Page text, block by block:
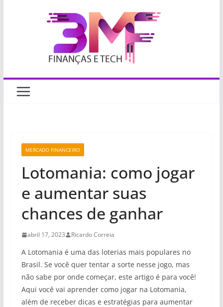
MERCADO FINANCEIRO
Lotomania: como jogar
e aumentar suas
chances de ganhar
abril 17, 2023 Ricardo Correia
A Lotomania é uma das loterias mais populares no
Brasil. Se você quer tentar a sorte nesse jogo, mas
não sabe por onde começar, este artigo é para você!
Aqui você vai aprender como jogar na Lotomania,
além de receber dicas e estratégias para aumentar